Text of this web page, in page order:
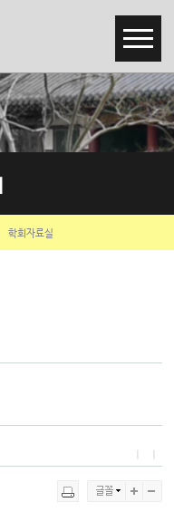
학회자료실